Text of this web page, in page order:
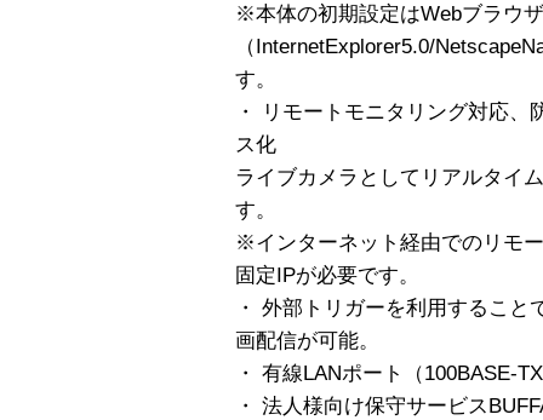
※本体の初期設定はWebブラウザ
（InternetExplorer5.0/
す。
・ リモートモニタリング対応
ス化
ライブカメラとしてリアルタイ
す。
※インターネット経由でのリモ
固定IPが必要です。
・ 外部トリガーを利用するこ
画配信が可能。
・ 有線LANポート（100BASE-
・ 法人様向け保守サービス